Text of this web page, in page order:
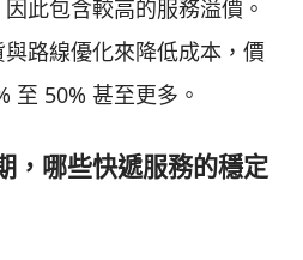
此包含較高的服務溢價。
路線優化來降低成本，價
至 50% 甚至更多。
，哪些快遞服務的穩定